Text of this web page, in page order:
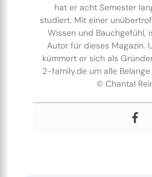
hat er acht Semester
studiert. Mit einer
Wissen und Bauchgefühl,
Autor für dieses Magazin.
kümmert er sich als
2-family.de um alle
© Chantal